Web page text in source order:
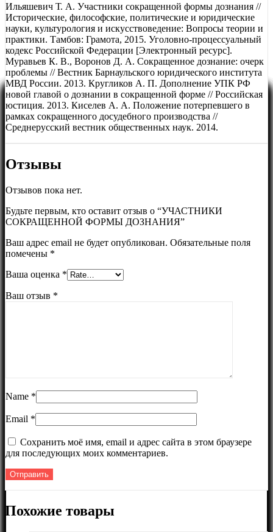
Ильяшевич Т. А. Участники сокращенной формы дознания //
Исторические, философские, политические и юридические
науки, культурология и искусствоведение: Вопросы теории и
практики. Тамбов: Грамота, 2015. Уголовно-процессуальный
кодекс Российской Федерации [Электронный ресурс].
Муравьев К. В., Воронов Д. А. Сокращенное дознание: очерк
проблемы // Вестник Барнаульского юридического института
МВД России. 2013. Кругликов А. П. Дополнение УПК РФ
новой главой о дознании в сокращенной форме // Российская
юстиция. 2013. Киселев А. А. Положение потерпевшего в
рамках сокращенного досудебного производства //
Среднерусский вестник общественных наук. 2014.
Отзывы
Отзывов пока нет.
Будьте первым, кто оставит отзыв о “УЧАСТНИКИ
СОКРАЩЕННОЙ ФОРМЫ ДОЗНАНИЯ”
Ваш адрес email не будет опубликован. Обязательные поля
помечены *
Ваша оценка *
Ваш отзыв *
Name *
Email *
Сохранить моё имя, email и адрес сайта в этом браузере
для последующих моих комментариев.
Похожие товары